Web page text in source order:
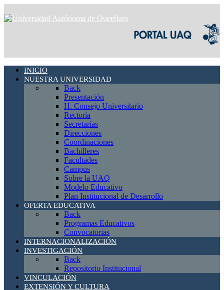
INICIO
NUESTRA UNIVERSIDAD
Back
Presentación
H. Consejo Universitario
Rectoría
Secretarías
Direcciones
Coordinaciones
Bachilleres
Facultades
Campus
Sobre la UAQ
Modelo Educativo
Plan Institucional de Desarrollo
OFERTA EDUCATIVA
Back
Programas Educativos
Convocatorias
INTERNACIONALIZACIÓN
INVESTIGACIÓN
Back
Repositorio Institucional
VINCULACIÓN
EXTENSIÓN Y CULTURA